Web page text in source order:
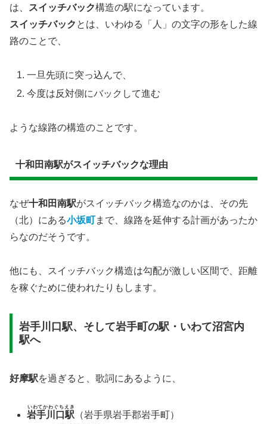
は、 スイッチバック構造の駅になっています。
スイッチバック とは、いわゆる「人」の文字の形をした線
路のことで、
一旦先頭に突っ込んで、
今度は反対側にバックして進む
ような線路の構造のことです。
十和田南駅がスイッチバックな理由
なぜ十和田南駅がスイッチバック構造なのかは、その先
（北）にある小坂町まで、線路を延伸する計画があったか
らなのだそうです。
他にも、スイッチバック構造は勾配が激しい区間で、距離
を稼ぐために使われたりもします。
岩手川口駅、そして岩手町の駅・いわて沼宮内
駅へ
好摩駅を過ぎると、歌詞にあるように、
岩手川口駅
いわてかわぐちえき
（岩手県岩手郡岩手町）